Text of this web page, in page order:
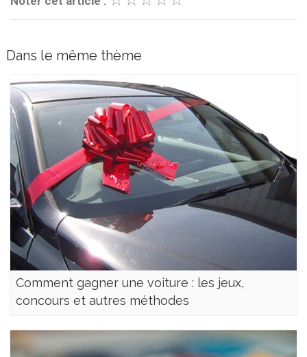
Dans le même thème
Comment gagner une voiture : les jeux,
concours et autres méthodes